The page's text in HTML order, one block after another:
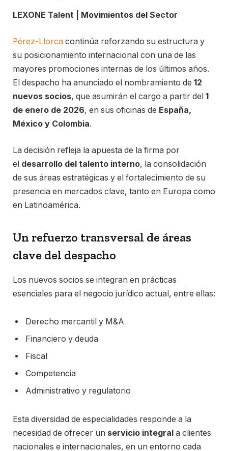
LEXONE Talent | Movimientos del Sector
Pérez-Llorca continúa reforzando su estructura y
su posicionamiento internacional con una de las
mayores promociones internas de los últimos años.
El despacho ha anunciado el nombramiento de 12
nuevos socios, que asumirán el cargo a partir del 1
de enero de 2026, en sus oficinas de España,
México y Colombia.
La decisión refleja la apuesta de la firma por
el desarrollo del talento interno, la consolidación
de sus áreas estratégicas y el fortalecimiento de su
presencia en mercados clave, tanto en Europa como
en Latinoamérica.
Un refuerzo transversal de áreas
clave del despacho
Los nuevos socios se integran en prácticas
esenciales para el negocio jurídico actual, entre ellas:
Derecho mercantil y M&A
Financiero y deuda
Fiscal
Competencia
Administrativo y regulatorio
Esta diversidad de especialidades responde a la
necesidad de ofrecer un servicio integral a clientes
nacionales e internacionales, en un entorno cada